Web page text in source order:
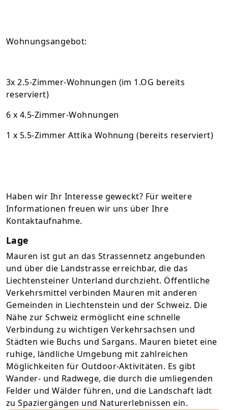
Wohnungsangebot:
3x 2.5-Zimmer-Wohnungen (im 1.OG bereits
reserviert)
6 x 4.5-Zimmer-Wohnungen
1 x 5.5-Zimmer Attika Wohnung (bereits reserviert)
Haben wir Ihr Interesse geweckt? Für weitere
Informationen freuen wir uns über Ihre
Kontaktaufnahme.
Lage
Mauren ist gut an das Strassennetz angebunden
und über die Landstrasse erreichbar, die das
Liechtensteiner Unterland durchzieht. Öffentliche
Verkehrsmittel verbinden Mauren mit anderen
Gemeinden in Liechtenstein und der Schweiz. Die
Nähe zur Schweiz ermöglicht eine schnelle
Verbindung zu wichtigen Verkehrsachsen und
Städten wie Buchs und Sargans. Mauren bietet eine
ruhige, ländliche Umgebung mit zahlreichen
Möglichkeiten für Outdoor-Aktivitäten. Es gibt
Wander- und Radwege, die durch die umliegenden
Felder und Wälder führen, und die Landschaft lädt
zu Spaziergängen und Naturerlebnissen ein.